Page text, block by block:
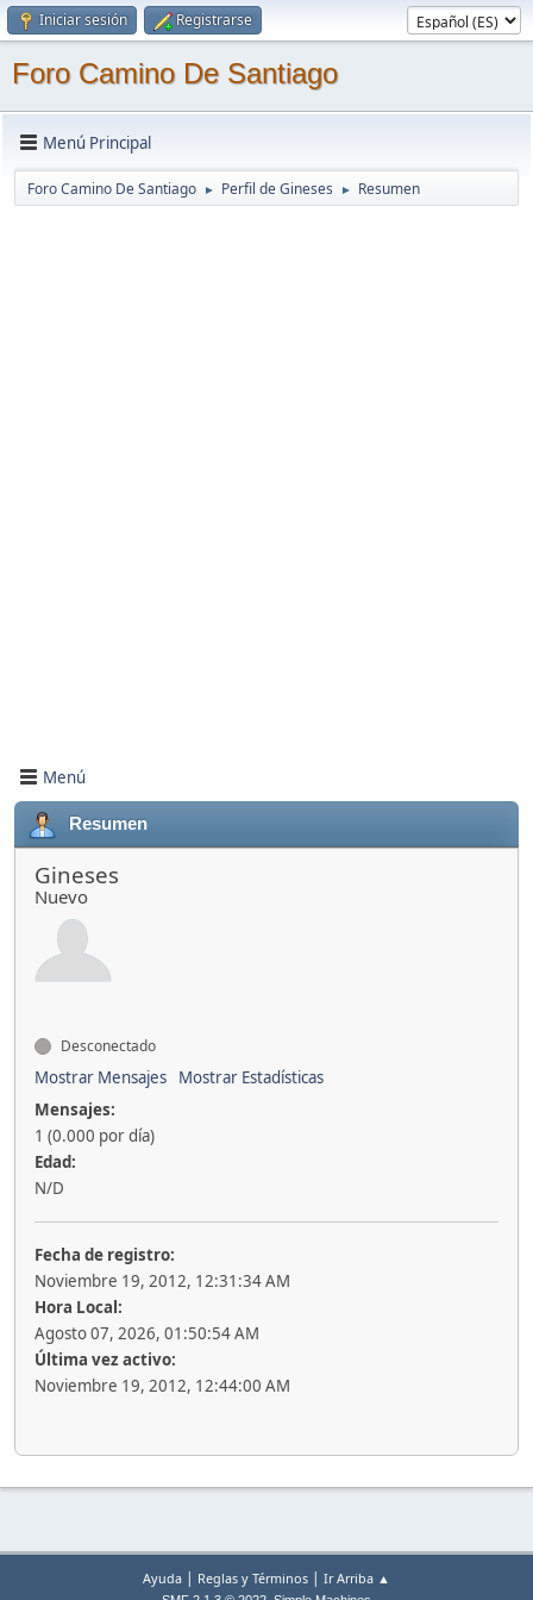
Iniciar sesión Registrarse
Foro Camino De Santiago
Menú Principal
Foro Camino De Santiago ► Perfil de Gineses ► Resumen
Menú
Resumen
Gineses
Nuevo
Desconectado
Mostrar Mensajes
Mostrar Estadísticas
Mensajes:
1 (0.000 por día)
Edad:
N/D
Fecha de registro:
Noviembre 19, 2012, 12:31:34 AM
Hora Local:
Agosto 07, 2026, 01:50:54 AM
Última vez activo:
Noviembre 19, 2012, 12:44:00 AM
Ayuda | Reglas y Términos | Ir Arriba ▲